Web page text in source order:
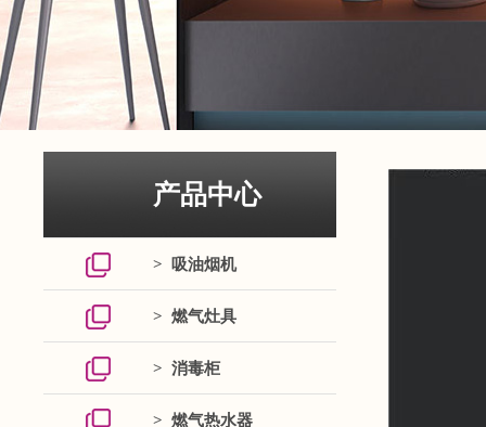
产品中心
> 吸油烟机
> 燃气灶具
> 消毒柜
> 燃气热水器